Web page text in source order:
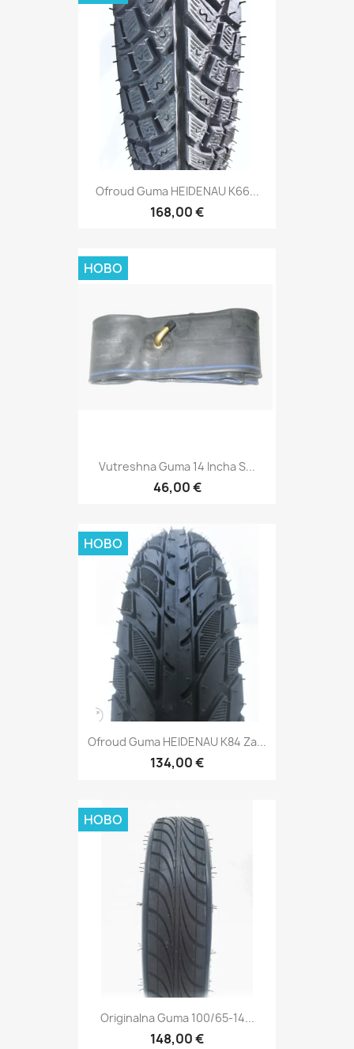
Ofroud Guma HEIDENAU K66...
168,00 €
Vutreshna Guma 14 Incha S...
46,00 €
НОВО
Ofroud Guma HEIDENAU K84 Za...
134,00 €
НОВО
Originalna Guma 100/65-14...
148,00 €
НОВО